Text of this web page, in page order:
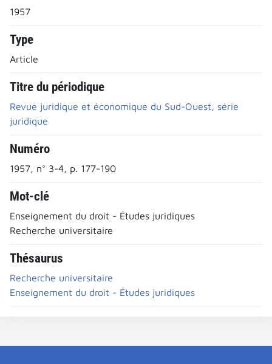
1957
Type
Article
Titre du périodique
Revue juridique et économique du Sud-Ouest, série
juridique
Numéro
1957, n° 3-4, p. 177-190
Mot-clé
Enseignement du droit - Études juridiques
Recherche universitaire
Thésaurus
Recherche universitaire
Enseignement du droit - Études juridiques